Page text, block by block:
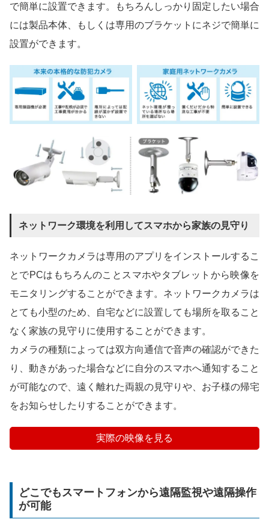
で簡単に設置できます。もちろんしっかり固定したい場合
には製品本体、もしくは専用のブラケットにネジで簡単に
設置ができます。
ネットワーク環境を利用してスマホから家族の見守り
ネットワークカメラは専用のアプリをインストールするこ
とでPCはもちろんのことスマホやタブレットから映像を
モニタリングすることができます。ネットワークカメラは
とても小型のため、自宅などに設置しても場所を取ること
なく家族の見守りに使用することができます。
カメラの種類によっては双方向通信で音声の確認ができた
り、動きがあった場合などに自分のスマホへ通知すること
が可能なので、遠く離れた両親の見守りや、お子様の帰宅
をお知らせしたりすることができます。
実際の映像を見る
どこでもスマートフォンから遠隔監視や遠隔操作
が可能